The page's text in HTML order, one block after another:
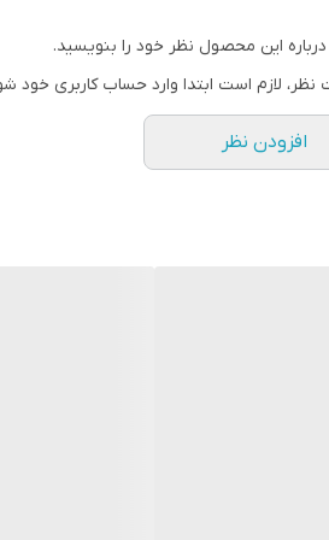
این محصول نظر خود را بنویسید.
نظر، لازم است ابتدا وارد حساب کاربری خود
افزودن نظر